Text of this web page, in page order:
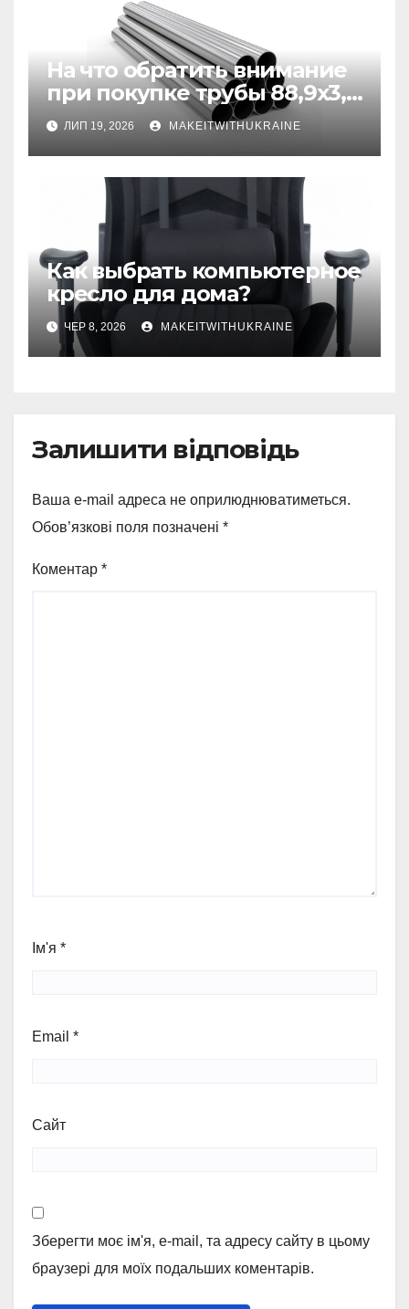
На что обратить внимание
при покупке трубы 88,9х3,2
бесшовной
ЛИП 19, 2026 MAKEITWITHUKRAINE
Как выбрать компьютерное
кресло для дома?
ЧЕР 8, 2026 MAKEITWITHUKRAINE
Залишити відповідь
Ваша e-mail адреса не оприлюднюватиметься.
Обов’язкові поля позначені *
Коментар *
Ім'я *
Email *
Сайт
Зберегти моє ім'я, e-mail, та адресу сайту в цьому
браузері для моїх подальших коментарів.